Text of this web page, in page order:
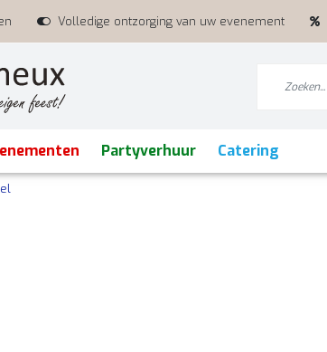
Volledige ontzorging van uw evenement
Partyverhuur Catering